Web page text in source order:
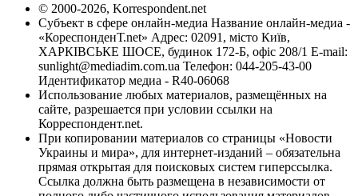
© 2000-2026, Korrespondent.net
Субъект в сфере онлайн-медиа Название онлайн-медиа -
«КореспонденТ.net» Адрес: 02091, місто Київ,
ХАРКІВСЬКЕ ШОСЕ, будинок 172-Б, офіс 208/1 E-mail:
sunlight@mediadim.com.ua Телефон: 044-205-43-00
Идентификатор медиа - R40-06068
Использование любых материалов, размещённых на
сайте, разрешается при условии ссылки на
Корреспондент.net.
При копировании материалов со страницы «Новости
Украины и мира», для интернет-изданий – обязательна
прямая открытая для поисковых систем гиперссылка.
Ссылка должна быть размещена в независимости от